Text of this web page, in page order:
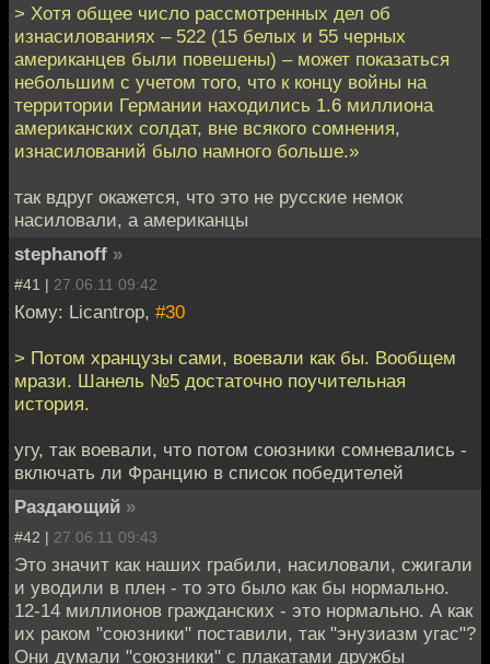
> Хотя общее число рассмотренных дел об
изнасилованиях – 522 (15 белых и 55 черных
американцев были повешены) – может показаться
небольшим с учетом того, что к концу войны на
территории Германии находились 1.6 миллиона
американских солдат, вне всякого сомнения,
изнасилований было намного больше.»
так вдруг окажется, что это не русские немок
насиловали, а американцы
stephanoff »
#41 | 27.06.11 09:42
Кому: Licantrop, #30
> Потом хранцузы сами, воевали как бы. Вообщем
мрази. Шанель №5 достаточно поучительная
история.
угу, так воевали, что потом союзники сомневались -
включать ли Францию в список победителей
Раздающий »
#42 | 27.06.11 09:43
Это значит как наших грабили, насиловали, сжигали
и уводили в плен - то это было как бы нормально.
12-14 миллионов гражданских - это нормально. А как
их раком "союзники" поставили, так "энузиазм угас"?
Они думали "союзники" с плакатами дружбы